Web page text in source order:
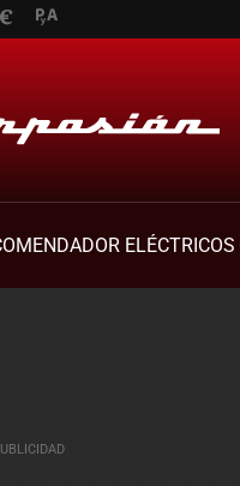
ELÉCTRICOS